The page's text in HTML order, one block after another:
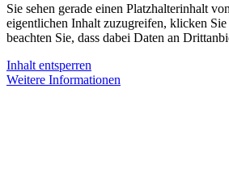
Sie sehen gerade einen Platzhalterinhalt von
eigentlichen Inhalt zuzugreifen, klicken
beachten Sie, dass dabei Daten an
Inhalt entsperren
Weitere Informationen